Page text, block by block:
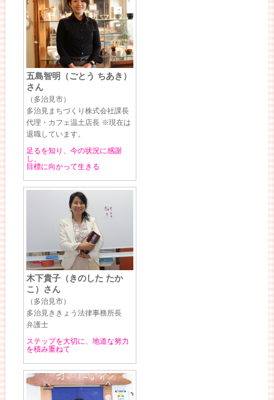
五島智明（ごとう ちあき）
さん
（多治見市）
多治見まちづくり株式会社課長
代理・カフェ温土店長 ※現在は
退職しています。
足るを知り、今の状況に感謝
し、
目標に向かって生きる
木下貴子（きのした たか
こ）さん
（多治見市）
多治見ききょう法律事務所長
弁護士
ステップを大切に、地道な努力
を積み重ねて